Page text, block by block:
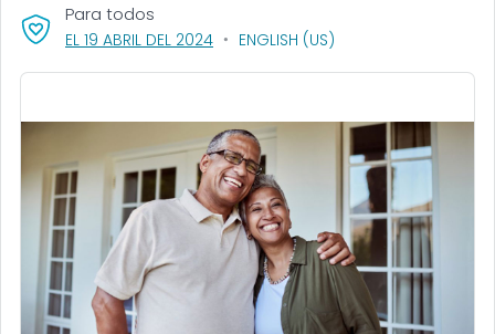
EL 19 ABRIL DEL 2024, VISIT LINK FOR DETAILS.
ENGLISH (US)
Para todos